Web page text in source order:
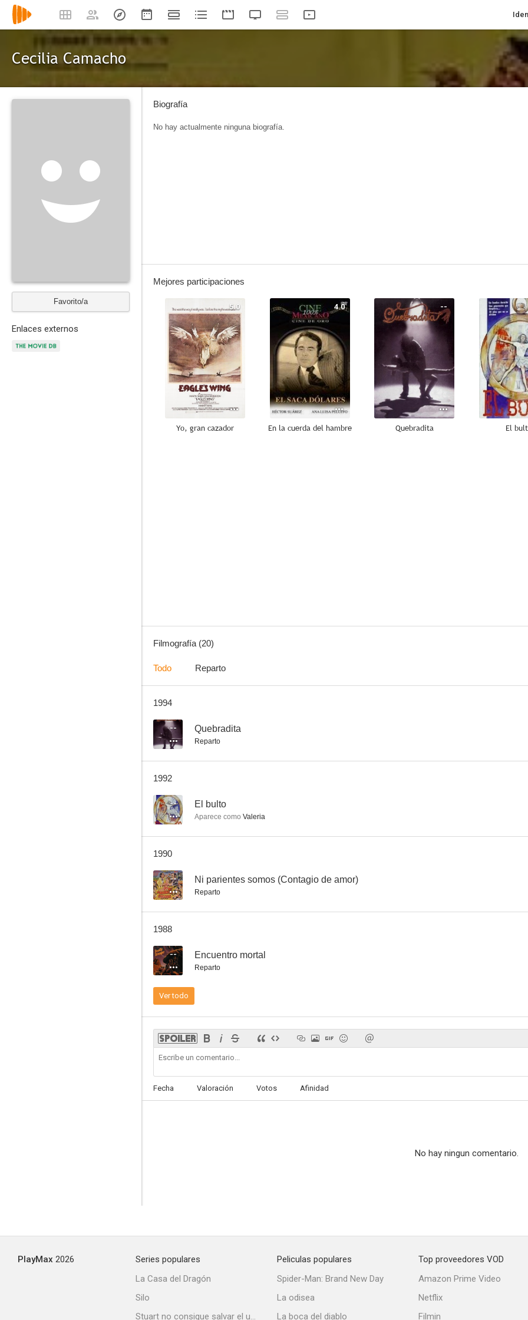
Cecilia Camacho
Favorito/a
Enlaces externos
Biografía
No hay actualmente ninguna biografía.
Mejores participaciones
5.0
Yo, gran cazador
4.0
En la cuerda del hambre
--
Quebradita El
Vividores de mujeres
--
Filmografía (20)
Todo Reparto
1994
-- Quebradita
Reparto
1992
-- El bulto
Aparece como Valeria
1990
-- Ni parientes somos (Contagio de amor)
Reparto
1988
-- Encuentro mortal
Reparto
Ver todo
Fecha Valoración Votos Afinidad
No hay ningun comentario.
PlayMax 2026
Series populares
La Casa del Dragón
Silo
Stuart no consigue salvar el universo
Peliculas populares
Spider-Man: Brand New Day
La odisea
La boca del diablo
Top proveedores VOD
Amazon Prime Video
Netflix
Filmin